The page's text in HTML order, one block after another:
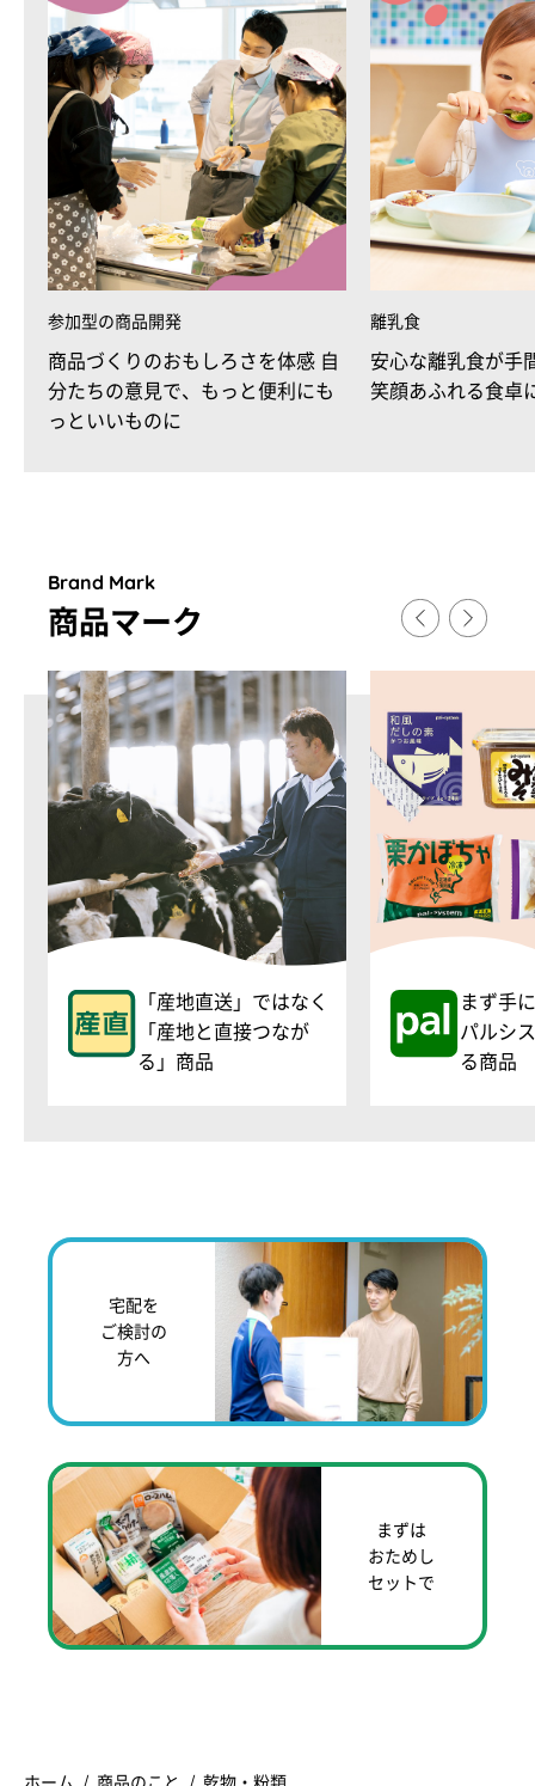
参加型の商品開発
商品づくりのおもしろさを体感 自
分たちの意見で、もっと便利にも
っといいものに
離乳食
安心な離乳食が手
笑顔あふれる食卓
Brand Mark
商品マーク
「産地直送」ではなく
「産地と直接つなが
る」商品
まず手
パルシ
る商品
宅配を
ご検討の
方へ
まずは
おためし
セットで